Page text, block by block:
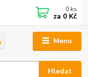
Menu
Hledat
0 ks
za 0 Kč